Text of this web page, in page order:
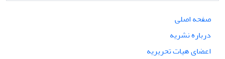
صفحه اصلی
درباره نشریه
اعضای هیات تحریریه